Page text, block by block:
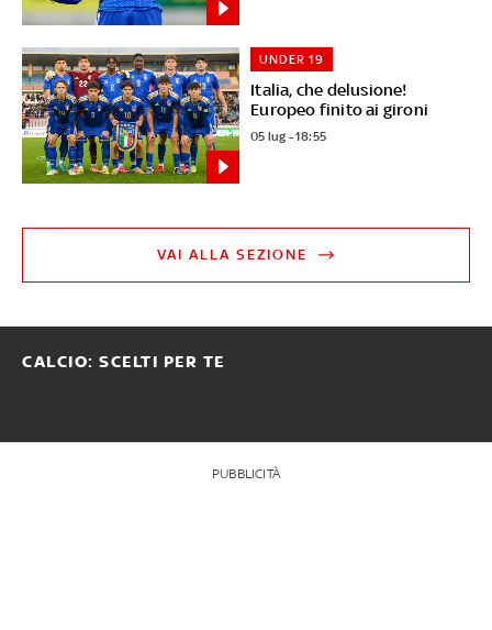
Italia, che delusione!
Europeo finito ai gironi
UNDER 19
05 lug - 18:55
VAI ALLA SEZIONE
CALCIO: SCELTI PER TE
PUBBLICITÀ